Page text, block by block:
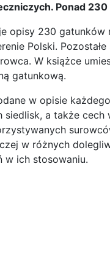
Ponad
opisy 230
Polski.
W książce
gatunkową.
w opisie
siedlisk, a także
w różnych
w ich stosowaniu.